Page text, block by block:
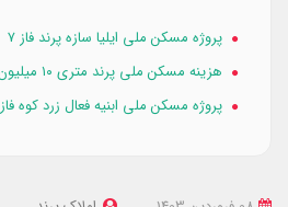
پروژه مسکن ملی ایلیا سازه پرند فاز ۷
هزینه مسکن ملی پرند متری ۱۰ میلیون تومان
پروژه مسکن ملی ابنیه فعال زرد کوه فاز ۷ پرند